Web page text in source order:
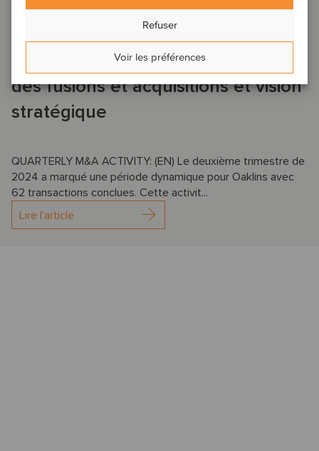
Refuser
Voir les préférences
Refonte des industries : Points forts
des fusions et acquisitions et vision
stratégique
QUARTERLY M&A ACTIVITY: (EN) Le deuxième trimestre de
2024 a marqué une période dynamique pour Oaklins avec
62 transactions conclues. Cette activit...
Lire l'article